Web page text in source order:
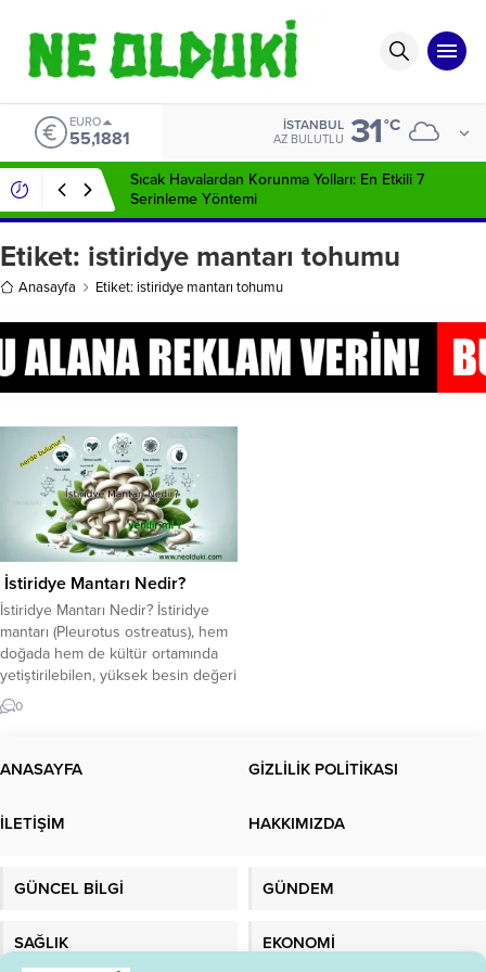
EURO
55,1881
İSTANBUL
AZ BULUTLU 31°C
Sıcak Havalardan Korunma Yolları: En Etkili 7
Serinleme Yöntemi
Etiket: istiridye mantarı tohumu
Anasayfa Etiket: istiridye mantarı tohumu
İstiridye Mantarı Nedir?
İstiridye Mantarı Nedir? İstiridye
mantarı (Pleurotus ostreatus), hem
doğada hem de kültür ortamında
yetiştirilebilen, yüksek besin değeri
ve sağlık yararlarıyla dikkat çeken
bir mantar türüdür. Şapka kısmı
ismi almıştır. Etli yapısı, düşük
diyetlerin yıldızıdır. Besin profiline
0
ANASAYFA GİZLİLİK POLİTİKASI
İLETİŞİM HAKKIMIZDA
GÜNCEL BİLGİ GÜNDEM
SAĞLIK EKONOMİ